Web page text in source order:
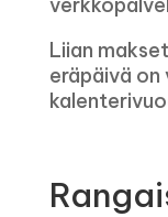
Liian
eräpäivä